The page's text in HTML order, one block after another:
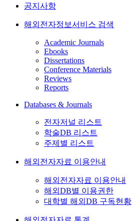
공지사항
해외전자정보서비스 검색
Academic Journals
Ebooks
Dissertations
Conference Materials
Reviews
Reports
Databases & Journals
전자저널 리스트
학술DB 리스트
주제별 리스트
해외전자자료 이용안내
해외전자자료 이용안내
해외DB별 이용권한
대학별 해외DB 구독현황